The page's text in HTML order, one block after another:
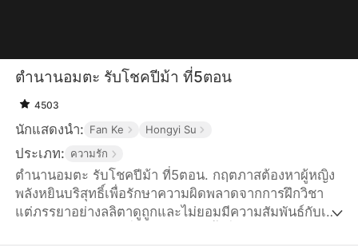
ตำนานอมตะ รับโชคปีม้า ที่5ตอน
4503
นักแสดงนำ: Fan Ke Hongyi Su
ประเภท: ความรัก
ตำนานอมตะ รับโชคปีม้า ที่5ตอน. กฤตภาสต้องหาผู้หญิง
พลังหยินบริสุทธิ์เพื่อรักษาความผิดพลาดจากการฝึกวิชา
แต่ภรรยาอย่างลลิตาดูถูกและไม่ยอมมีความสัมพันธ์กับเขา